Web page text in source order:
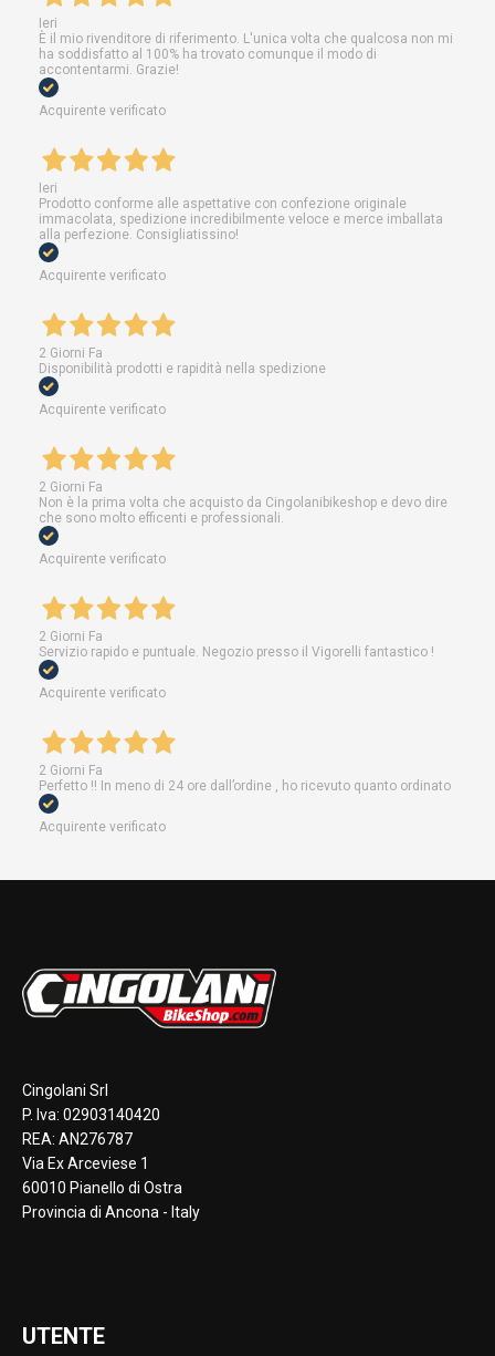
Ieri
È il mio rivenditore di riferimento. L'unica volta che qualcosa non mi
ha soddisfatto al 100% ha trovato comunque il modo di
accontentarmi. Grazie!
Acquirente verificato
Ieri
Prodotto conforme alle aspettative con confezione originale
immacolata, spedizione incredibilmente veloce e merce imballata
alla perfezione. Consigliatissino!
Acquirente verificato
2 Giorni Fa
Disponibilità prodotti e rapidità nella spedizione
Acquirente verificato
2 Giorni Fa
Non è la prima volta che acquisto da Cingolanibikeshop e devo dire
che sono molto efficenti e professionali.
Acquirente verificato
2 Giorni Fa
Servizio rapido e puntuale. Negozio presso il Vigorelli fantastico !
Acquirente verificato
2 Giorni Fa
Perfetto !! In meno di 24 ore dall’ordine , ho ricevuto quanto ordinato
Acquirente verificato
Cingolani Srl
P. Iva: 02903140420
REA: AN276787
Via Ex Arceviese 1
60010 Pianello di Ostra
Provincia di Ancona - Italy
UTENTE